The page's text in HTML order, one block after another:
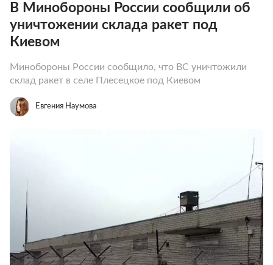
В Минобороны России сообщили об
уничтожении склада ракет под
Киевом
Минобороны России сообщило, что ВС уничтожили
склад ракет в селе Плесецкое под Киевом
Евгения Наумова